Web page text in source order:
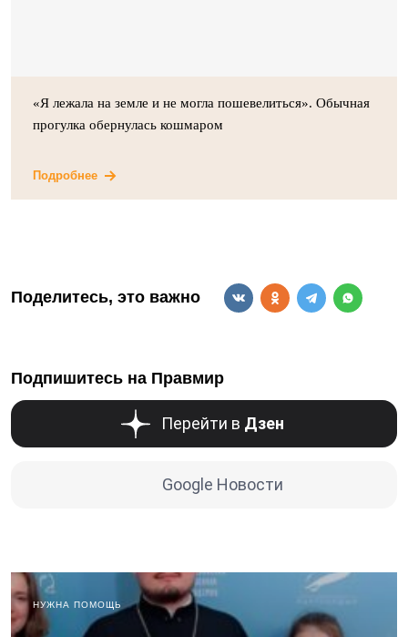
«Я лежала на земле и не могла пошевелиться». Обычная
прогулка обернулась кошмаром
Подробнее
Поделитесь, это важно
Подпишитесь на Правмир
Перейти в Дзен
Google Новости
НУЖНА ПОМОЩЬ